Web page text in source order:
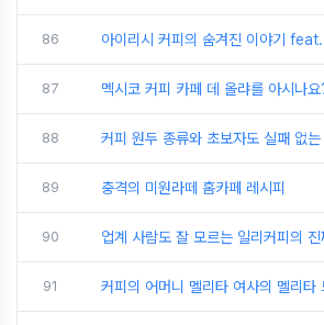
86 아이리시 커피의 숨겨진 이야기 feat.
87 멕시코 커피 카페 데 올랴를 아시나요
88 커피 원두 종류와 초보자도 실패 없
89 충격의 미원라떼 홈카페 레시피
90 업계 사람도 잘 모르는 일리커피의 진
91 커피의 어머니 멜리타 여사의 멜리타